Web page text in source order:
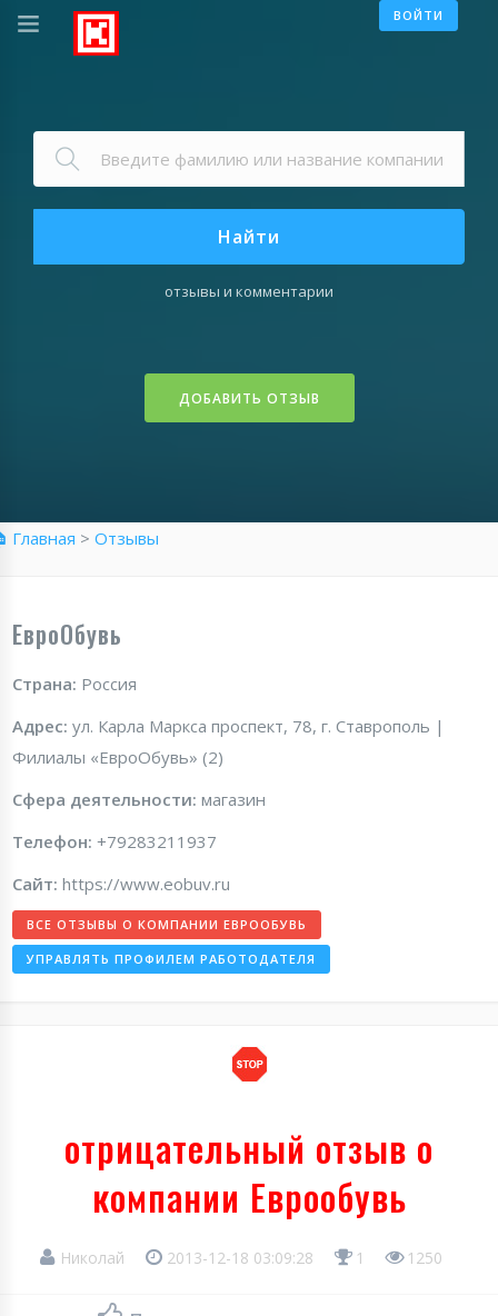
ВОЙТИ
Найти
отзывы и комментарии
ДОБАВИТЬ ОТЗЫВ
Главная > Отзывы
ЕвроОбувь
Страна: Россия
Адрес: ул. Карла Маркса проспект, 78, г. Ставрополь |
Филиалы «ЕвроОбувь» (2)
Сфера деятельности: магазин
Телефон: +79283211937
Сайт: https://www.eobuv.ru
ВСЕ ОТЗЫВЫ О КОМПАНИИ ЕВРООБУВЬ
УПРАВЛЯТЬ ПРОФИЛЕМ РАБОТОДАТЕЛЯ
отрицательный отзыв о
компании Еврообувь
Николай 2013-12-18 03:09:28 1 1250